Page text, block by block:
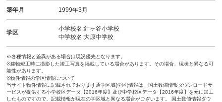
築年月 1999年3月
学区
小学校名:針ヶ谷小学校
中学校名:大原中学校
※各種情報と差異がある場合は現況優先となります。
※建物竣工時に撮影した竣工写真を掲載している場合があります。その場合、現状と異なる可
能性があります。
※物件情報の学区情報について
当サイト物件情報に記載されております通学区域(学区)情報は、国土数値情報ダウンロードサ
ービスが提供する小学校区データ【2016年度】及び中学校区データ【2016年度】を元に加工
したものですので、記載情報が現在の学区域と異なる場合がございます。 国土数値情報ダウ